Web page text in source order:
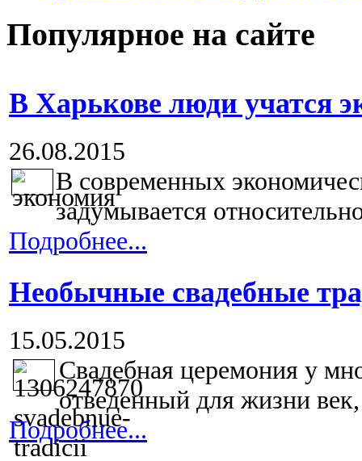
Популярное на сайте
В Харькове люди учатся
26.08.2015
В современных
задумывается
Подробнее...
Необычные свадебные
15.05.2015
Свадебная церемония у
отведенный для жизни
Подробнее...